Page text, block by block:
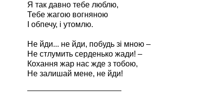
Я так давно тебе люблю,
Тебе жагою вогняною
І обпечу, і утомлю.
Не йди... не йди, побудь зі мною –
Не стлумить серденько жади! –
Кохання жар нас жде з тобою,
Не залишай мене, не йди!